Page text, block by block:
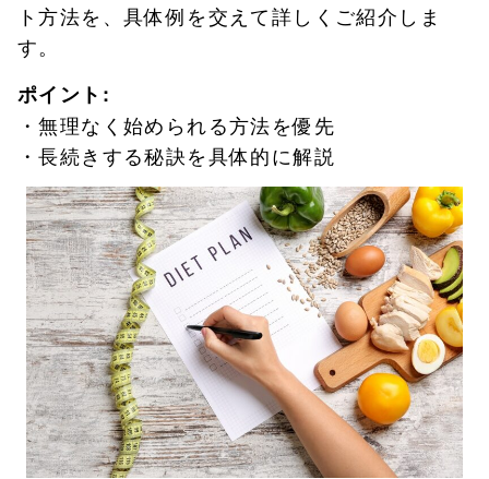
ト方法を、具体例を交えて詳しくご紹介しま
す。
ポイント:
・無理なく始められる方法を優先
・長続きする秘訣を具体的に解説